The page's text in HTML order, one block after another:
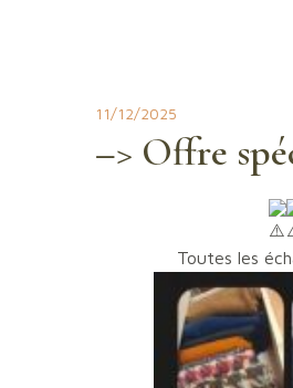
11/12/2025
–> Offre
Toutes les